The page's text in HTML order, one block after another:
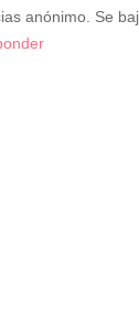
anónimo. Se